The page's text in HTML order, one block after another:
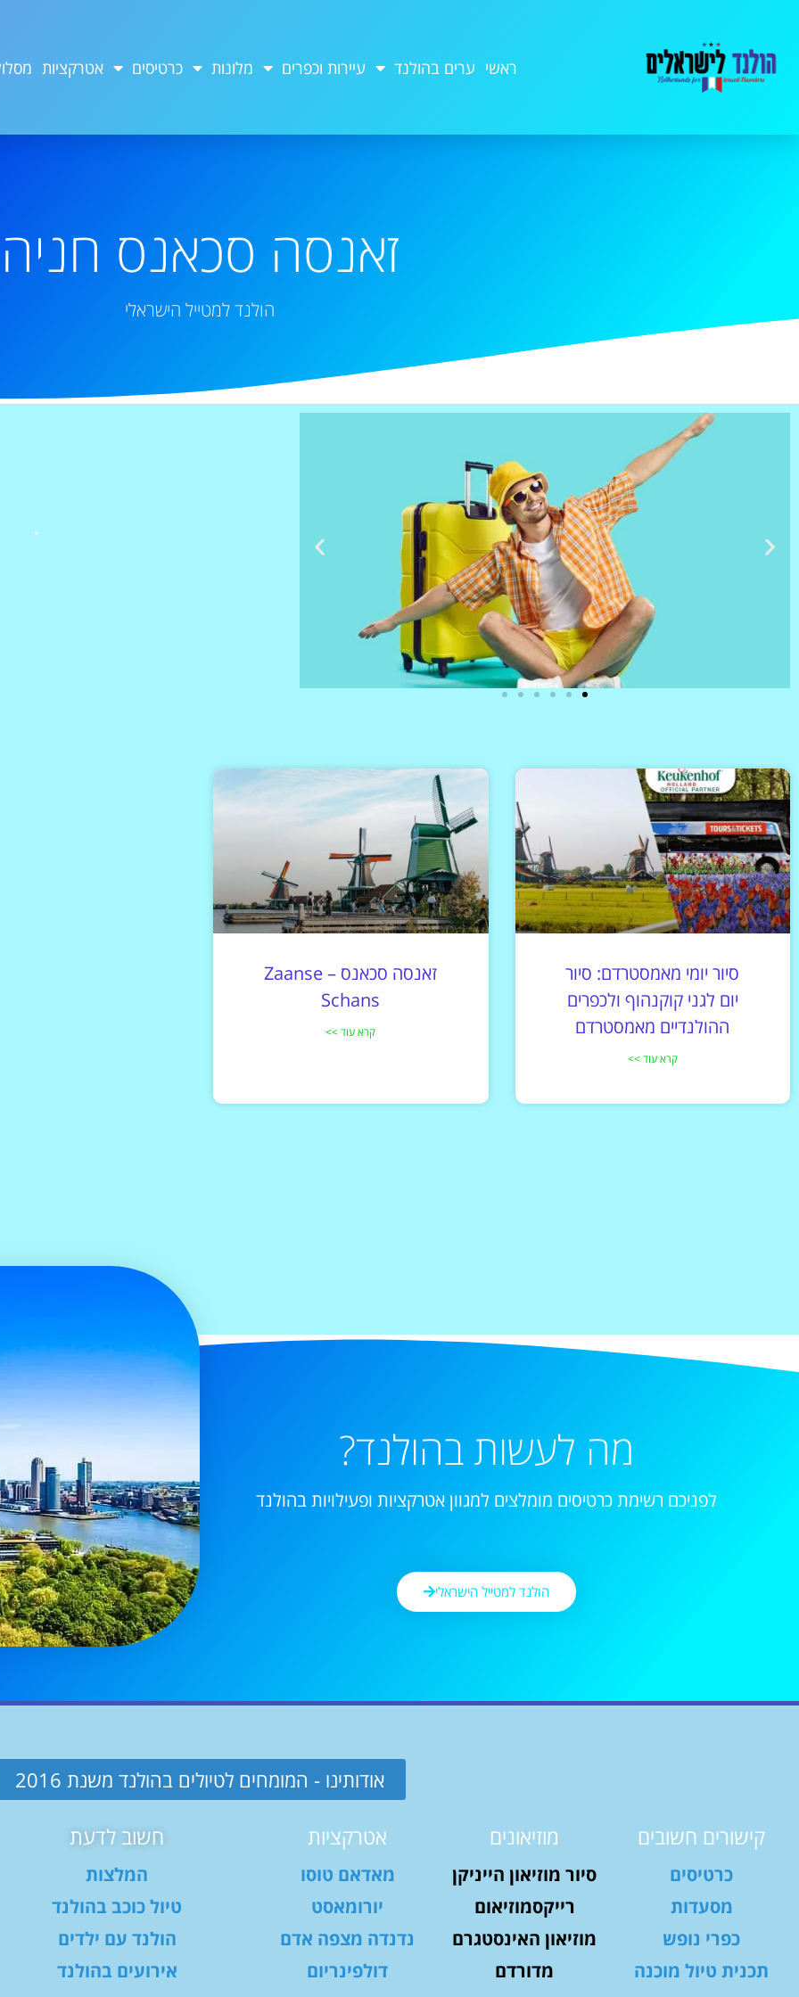
ראשי ערים בהולנד עיירות וכפרים מלונות כרטיסים אטרקציות
זאנסה סכאנס חניה
הולנד למטייל הישראלי
מציאת
טיסה זולה?
לחצו
פה!
מציאת מלון
סיור יומי מאמסטרדם: סיור
יום לגני קוקנהוף ולכפרים
ההולנדיים מאמסטרדם
קרא עוד >>
זאנסה סכאנס – Zaanse
Schans
קרא עוד >>
מה לעשות בהולנד?
לפניכם רשימת כרטיסים מומלצים למגוון אטרקציות ופעילויות בהולנד
הולנד למטייל הישראלי
אודותינו - המומחים לטיולים בהולנד משנת 2016
קישורים חשובים
כרטיסים
מסעדות
כפרי נופש
תכנית טיול מוכנה
מוזיאונים
סיור מוזיאון הייניקן
רייקסמוזיאום
מוזיאון האינסטגרם
מדורדם
אטרקציות
מאדאם טוסו
יורומאסט
נדנדה מצפה אדם
דולפינריום
חשוב לדעת
המלצות
טיול כוכב בהולנד
הולנד עם ילדים
אירועים בהולנד